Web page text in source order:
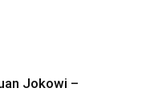
Jokowi –